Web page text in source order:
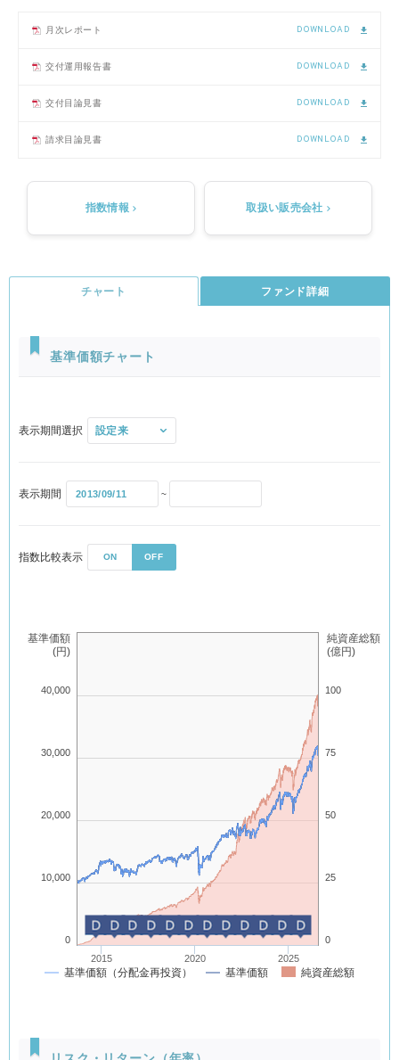
月次レポート DOWNLOAD
交付運用報告書 DOWNLOAD
交付目論見書 DOWNLOAD
請求目論見書 DOWNLOAD
指数情報 取扱い販売会社
チャート ファンド詳細
基準価額チャート
表示期間選択
表示期間 ~
指数比較表示 ON OFF
基準価額（分配金再投資） 基準価額 純資産総額
純資産総額
(億円)
基準価額
(円)
D
D
D
D
D
D
D
D
D
D
D
D
2020
2015 2025
0
25
50
75
100
0
10,000
20,000
30,000
40,000
動産投資信託証券（REIT）を実質的な主要投資対象※とします。
ファンドにおける各マザーファンドへの投資比率は、以下を基本
（「基本投資割合」といいます。）とし、原則として毎月、リバラ
ンスを行ない、各マザーファンドの対象指数の月次リターンに、フ
ァンドの各マザーファンドへの基本投資割合を掛け合わせた合成指
数に連動する投資成果を目指して運用を行ないます。